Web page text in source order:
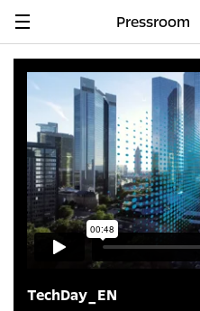
Navigation
Pressroom
TechDay_EN